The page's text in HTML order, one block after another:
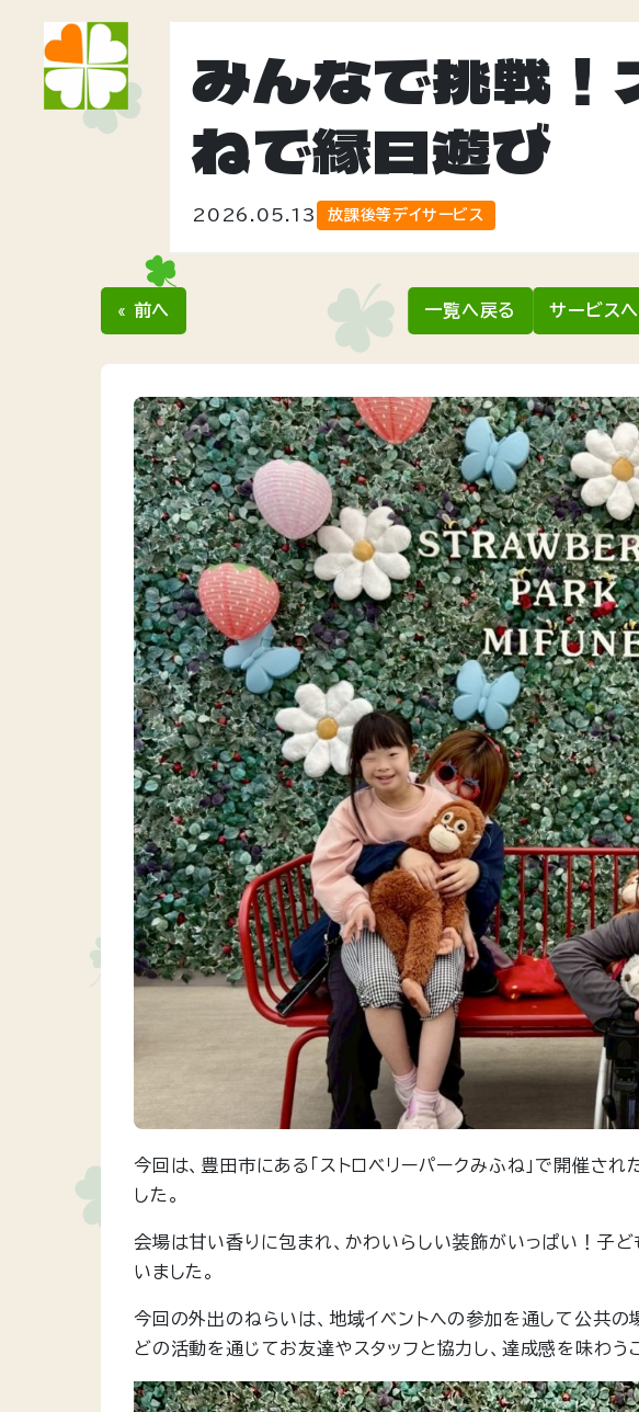
みんなで挑戦！
ねで縁日遊び
2026.05.13 放課後等デイサービス
« 前へ 一覧へ戻る サービス
今回は、豊田市にある「ストロベリーパークみふね」で開催され
した。
会場は甘い香りに包まれ、かわいらしい装飾がいっぱい！子
いました。
今回の外出のねらいは、地域イベントへの参加を通して公共の
どの活動を通じてお友達やスタッフと協力し、達成感を味わう